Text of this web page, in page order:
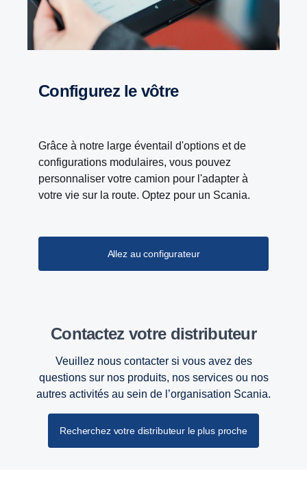
Configurez le vôtre
Grâce à notre large éventail d'options et de
configurations modulaires, vous pouvez
personnaliser votre camion pour l'adapter à
votre vie sur la route. Optez pour un Scania.
Allez au configurateur
Contactez votre distributeur
Veuillez nous contacter si vous avez des
questions sur nos produits, nos services ou nos
autres activités au sein de l’organisation Scania.
Recherchez votre distributeur le plus proche